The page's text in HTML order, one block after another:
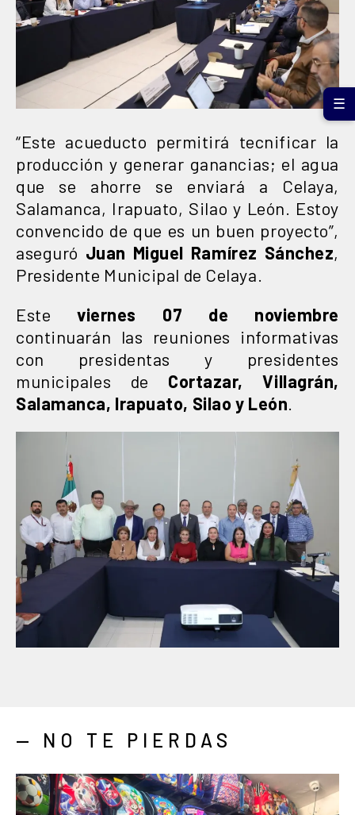
“Este acueducto permitirá tecnificar la
producción y generar ganancias; el agua
que se ahorre se enviará a Celaya,
Salamanca, Irapuato, Silao y León. Estoy
convencido de que es un buen proyecto”,
aseguró Juan Miguel Ramírez Sánchez,
Presidente Municipal de Celaya.
Esteviernes 07 de noviembre
continuarán las reuniones informativas
con presidentas y presidentes
municipales de Cortazar, Villagrán,
Salamanca, Irapuato, Silao y León.
— NO TE PIERDAS
☰